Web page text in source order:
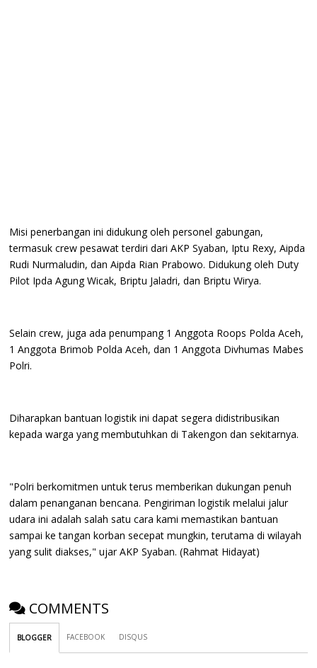
‎Misi penerbangan ini didukung oleh personel gabungan,
termasuk crew pesawat terdiri dari AKP Syaban, Iptu Rexy, Aipda
Rudi Nurmaludin, dan Aipda Rian Prabowo. Didukung oleh Duty
Pilot Ipda Agung Wicak, Briptu Jaladri, dan Briptu Wirya.
‎Selain crew, juga ada penumpang 1 Anggota Roops Polda Aceh,
1 Anggota Brimob Polda Aceh, dan 1 Anggota Divhumas Mabes
Polri.
‎Diharapkan bantuan logistik ini dapat segera didistribusikan
kepada warga yang membutuhkan di Takengon dan sekitarnya.
‎"Polri berkomitmen untuk terus memberikan dukungan penuh
dalam penanganan bencana. Pengiriman logistik melalui jalur
udara ini adalah salah satu cara kami memastikan bantuan
sampai ke tangan korban secepat mungkin, terutama di wilayah
yang sulit diakses," ujar AKP Syaban. (Rahmat Hidayat)
COMMENTS
BLOGGER FACEBOOK DISQUS